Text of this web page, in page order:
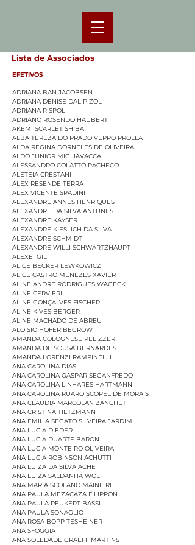
Lista de Associados
EFETIVOS
ADRIANA BAN JACOBSEN
ADRIANA DENISE DAL PIZOL
ADRIANA RISPOLI
ADRIANO ROSENDO HAUBERT
AKEMI SCARLET SHIBA
ALBA TEREZA DO PRADO VEPPO PROLLA
ALDA REGINA DORNELES DE OLIVEIRA
ALDO JUNIOR MIGLIAVACCA
ALESSANDRO COLATTO PACHECO
ALETEIA CRESTANI
ALEX RESENDE TERRA
ALEX VICENTE SPADINI
ALEXANDRE ANNES HENRIQUES
ALEXANDRE DA SILVA ANTUNES
ALEXANDRE KAYSER
ALEXANDRE KIESLICH DA SILVA
ALEXANDRE SCHMIDT
ALEXANDRE WILLI SCHWARTZHAUPT
ALEXEI GIL
ALICE BECKER LEWKOWICZ
ALICE CASTRO MENEZES XAVIER
ALINE ANDRE RODRIGUES WAGECK
ALINE CERVIERI
ALINE GONÇALVES FISCHER
ALINE KIVES BERGER
ALINE MACHADO DE ABREU
ALOISIO HOFER BEGROW
AMANDA COLOGNESE PELIZZER
AMANDA DE SOUSA BERNARDES
AMANDA LORENZI RAMPINELLI
ANA CAROLINA DIAS
ANA CAROLINA GASPAR SEGANFREDO
ANA CAROLINA LINHARES HARTMANN
ANA CAROLINA RUARO SCOPEL DE MORAIS
ANA CLAUDIA MARCOLAN ZANCHET
ANA CRISTINA TIETZMANN
ANA EMILIA SEGATO SILVEIRA JARDIM
ANA LUCIA DIEDER
ANA LUCIA DUARTE BARON
ANA LUCIA MONTEIRO OLIVEIRA
ANA LUCIA ROBINSON ACHUTTI
ANA LUIZA DA SILVA ACHE
ANA LUIZA SALDANHA WOLF
ANA MARIA SCOFANO MAINIERI
ANA PAULA MEZACAZA FILIPPON
ANA PAULA PEUKERT BASSI
ANA PAULA SONAGLIO
ANA ROSA BOPP TESHEINER
ANA SFOGGIA
ANA SOLEDADE GRAEFF MARTINS